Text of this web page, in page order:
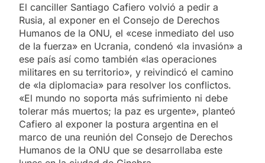
El canciller Santiago Cafiero volvió a pedir a
Rusia, al exponer en el Consejo de Derechos
Humanos de la ONU, el «cese inmediato del uso
de la fuerza» en Ucrania, condenó «la invasión» a
ese país así como también «las operaciones
militares en su territorio», y reivindicó el camino
de «la diplomacia» para resolver los conflictos.
«El mundo no soporta más sufrimiento ni debe
tolerar más muertos; la paz es urgente», planteó
Cafiero al exponer la postura argentina en el
marco de una reunión del Consejo de Derechos
Humanos de la ONU que se desarrollaba este